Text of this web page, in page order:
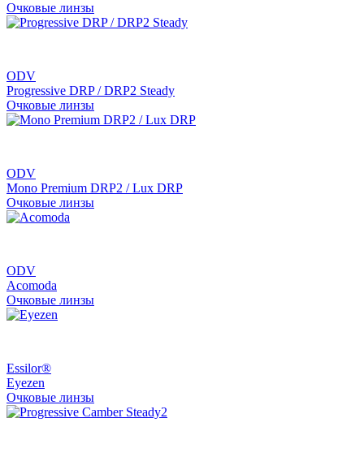
Очковые линзы
ODV
Progressive DRP / DRP2 Steady
Очковые линзы
ODV
Mono Premium DRP2 / Lux DRP
Очковые линзы
ODV
Acomoda
Очковые линзы
Essilor®
Eyezen
Очковые линзы